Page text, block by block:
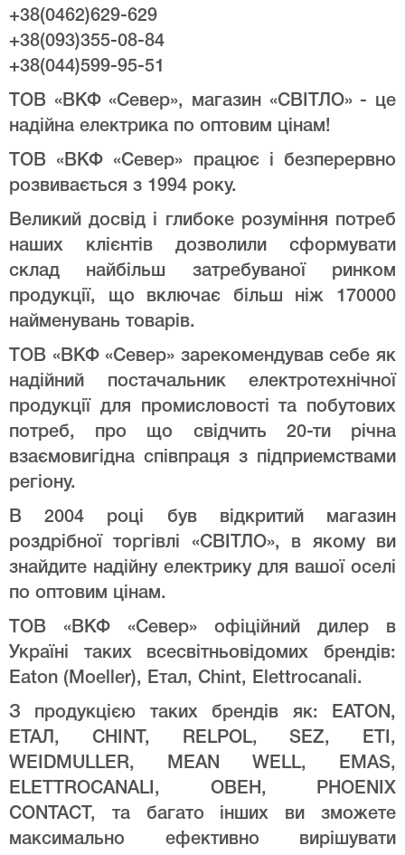
+38(0462)629-629
+38(093)355-08-84
+38(044)599-95-51
ТОВ «ВКФ «Север», магазин «СВІТЛО» - це
надійна електрика по оптовим цінам!
ТОВ «ВКФ «Север» працює і безперервно
розвивається з 1994 року.
Великий досвід і глибоке розуміння потреб
наших клієнтів дозволили сформувати
склад найбільш затребуваної ринком
продукції, що включає більш ніж 170000
найменувань товарів.
ТОВ «ВКФ «Север» зарекомендував себе як
надійний постачальник електротехнічної
продукції для промисловості та побутових
потреб, про що свідчить 20-ти річна
взаємовигідна співпраця з підприемствами
регіону.
В 2004 році був відкритий магазин
роздрібної торгівлі «СВІТЛО», в якому ви
знайдите надійну електрику для вашої оселі
по оптовим цінам.
ТОВ «ВКФ «Север» офіційний дилер в
Україні таких всесвітньовідомих брендів:
Eaton (Moeller), Етал, Chint, Elettrocanali.
З продукцією таких брендів як: EATON,
ЕТАЛ, CHINT, RELPOL, SEZ, ETI,
WEIDMULLER, MEAN WELL, EMAS,
ELETTROCANALI, ОВЕН, PHOENIX
CONTACT, та багато інших ви зможете
максимально ефективно вирішувати